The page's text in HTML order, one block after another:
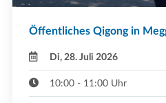
Öffentliches Qigong in
Di, 28. Juli 2026
10:00 - 11:00 Uhr